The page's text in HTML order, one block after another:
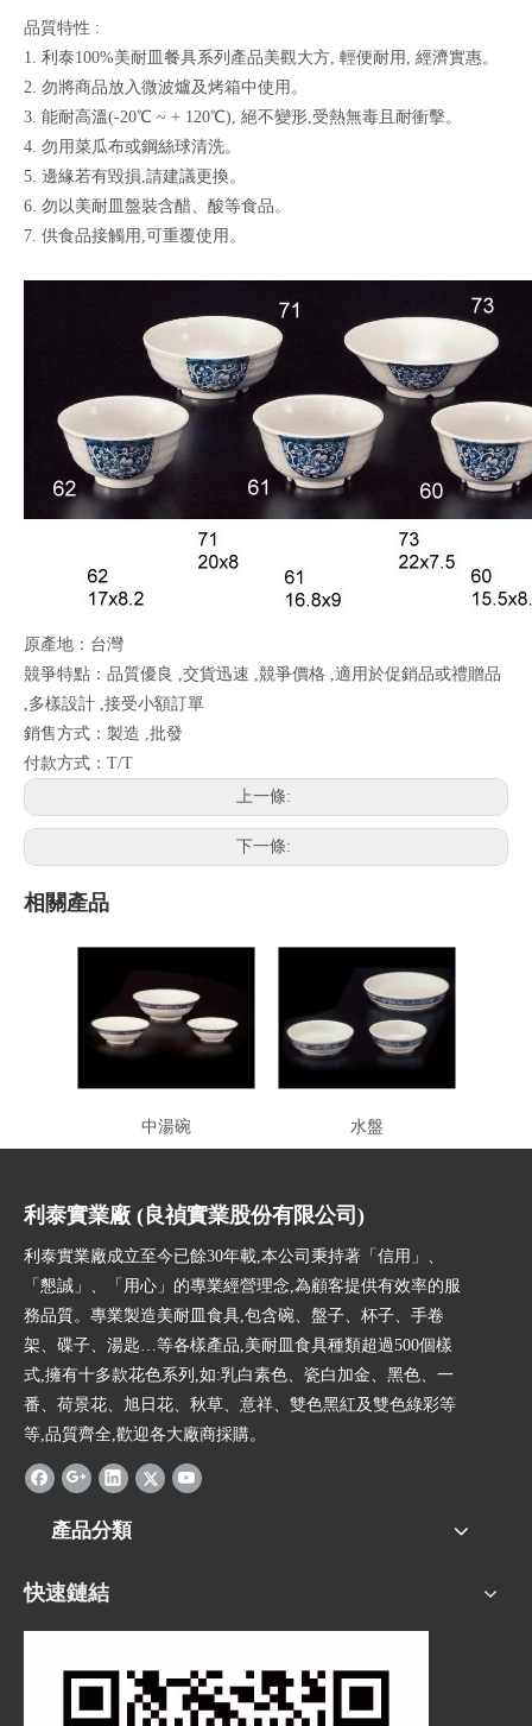
品質特性 :
1. 利泰100%美耐皿餐具系列產品美觀大方, 輕便耐用, 經濟實惠。
2. 勿將商品放入微波爐及烤箱中使用。
3. 能耐高溫(-20℃ ~ + 120℃), 絕不變形,受熱無毒且耐衝擊。
4. 勿用菜瓜布或鋼絲球清洗。
5. 邊緣若有毀損,請建議更換。
6. 勿以美耐皿盤裝含醋、酸等食品。
7. 供食品接觸用,可重覆使用。
原產地：台灣
競爭特點：品質優良 ,交貨迅速 ,競爭價格 ,適用於促銷品或禮贈品
,多樣設計 ,接受小額訂單
銷售方式：製造 ,批發
付款方式：T/T
上一條:
下一條:
相關產品
中湯碗 水盤
利泰實業廠 (良禎實業股份有限公司)
利泰實業廠成立至今已餘30年載,本公司秉持著「信用」、
「懇誠」、「用心」的專業經營理念,為顧客提供有效率的服
務品質。專業製造美耐皿食具,包含碗、盤子、杯子、手卷
架、碟子、湯匙…等各樣產品,美耐皿食具種類超過500個樣
式,擁有十多款花色系列,如:乳白素色、瓷白加金、黑色、一
番、荷景花、旭日花、秋草、意祥、雙色黑紅及雙色綠彩等
等,品質齊全,歡迎各大廠商採購。
產品分類
快速鏈結